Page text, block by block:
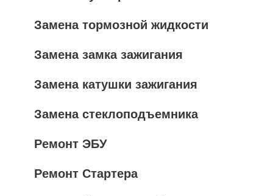
Замена тормозной жидкости
Замена замка зажигания
Замена катушки зажигания
Замена стеклоподъемника
Ремонт ЭБУ
Ремонт Стартера